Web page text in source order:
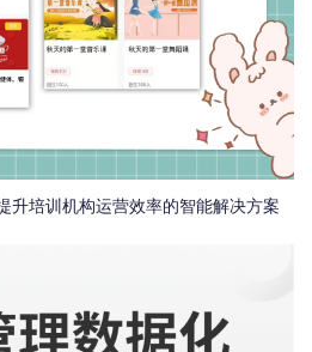
升培训机构运营效率的智能解决方案